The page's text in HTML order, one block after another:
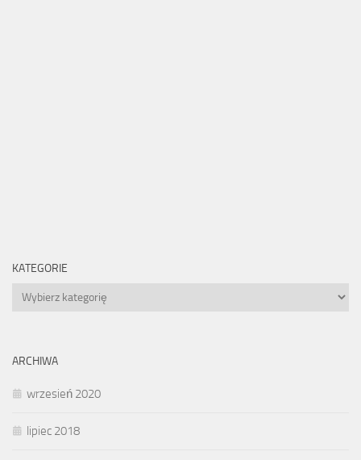
KATEGORIE
Kategorie
ARCHIWA
wrzesień 2020
lipiec 2018